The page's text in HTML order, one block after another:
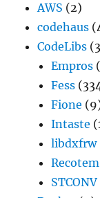
AWS (2)
codehaus
CodeLibs
Empros
Fess
Fione
Intaste
libdxfrw
Recotem
STCONV